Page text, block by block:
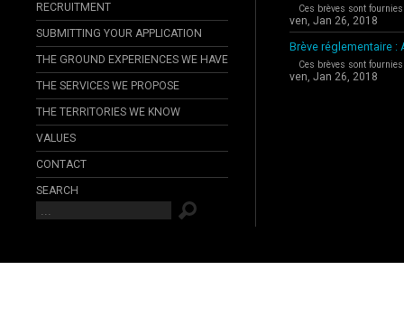
RECRUITMENT
SUBMITTING YOUR APPLICATION
THE GROUND EXPERIENCES WE HAVE
THE SERVICES WE PROPOSE
THE TERRITORIES WE KNOW
VALUES
CONTACT
SEARCH
Ces brèves sont
ven, Jan 26, 2018
Brève réglementaire :
Ces brèves sont
ven, Jan 26, 2018